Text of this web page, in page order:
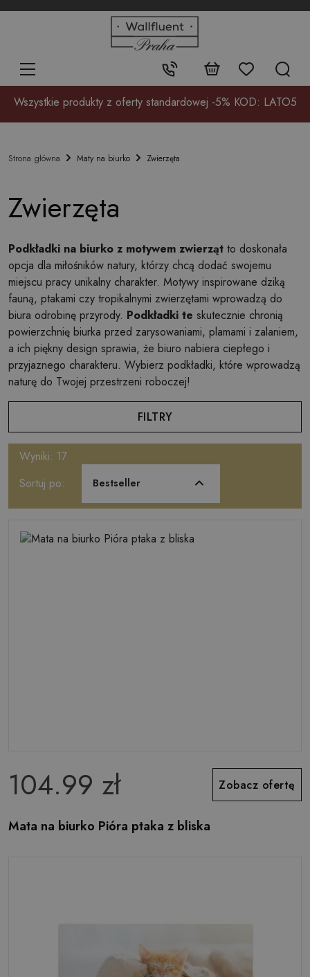
Kontakt:
+48
17
Wszystkie produkty z oferty standardowej -5% KOD: LATO5
Strona główna Maty na biurko Zwierzęta
Zwierzęta
Podkładki na biurko z motywem zwierząt to doskonała
opcja dla miłośników natury, którzy chcą dodać swojemu
miejscu pracy unikalny charakter. Motywy inspirowane dziką
fauną, ptakami czy tropikalnymi zwierzętami wprowadzą do
biura odrobinę przyrody. Podkładki te skutecznie chronią
powierzchnię biurka przed zarysowaniami, plamami i zalaniem,
a ich piękny design sprawia, że biuro nabiera ciepłego i
przyjaznego charakteru. Wybierz podkładki, które wprowadzą
naturę do Twojej przestrzeni roboczej!
FILTRY
Wyniki: 17
Sortuj po:
Bestseller
104.99 zł Zobacz ofertę
Mata na biurko Pióra ptaka z bliska